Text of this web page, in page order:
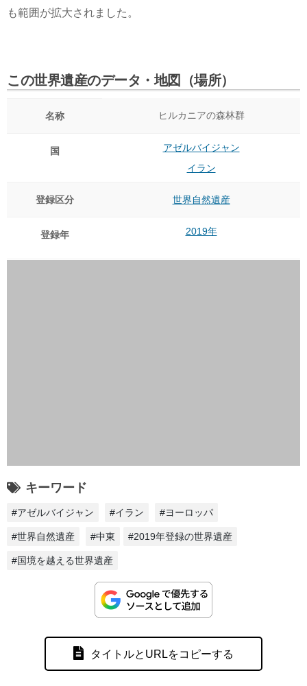
も範囲が拡大されました。
この世界遺産のデータ・地図（場所）
名称 ヒルカニアの森林群
国
アゼルバイジャン
イラン
登録区分 世界自然遺産
登録年 2019年
キーワード
#アゼルバイジャン #イラン #ヨーロッパ
#世界自然遺産 #中東 #2019年登録の世界遺産
#国境を越える世界遺産
タイトルとURLをコピーする